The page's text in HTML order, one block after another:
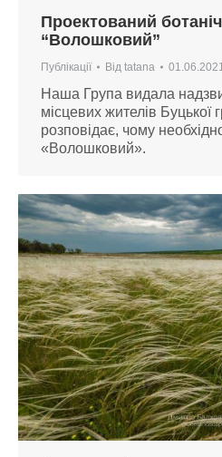
Проектований
“Волошковий”
Публікації Від tatana
Наша Група видала
місцевих жителів Буцької
розповідає, чому
«Волошковий».